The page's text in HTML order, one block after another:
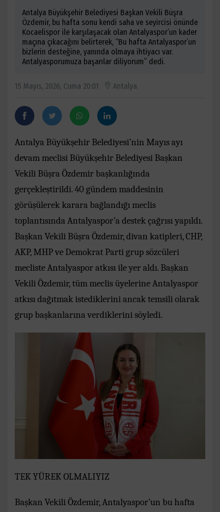
Antalya Büyükşehir Belediyesi Başkan Vekili Büşra
Özdemir, bu hafta sonu kendi saha ve seyircisi önünde
Kocaelispor ile karşılaşacak olan Antalyaspor’un kader
maçına çıkacağını belirterek, “Bu hafta Antalyaspor’un
bizlerin desteğine, yanında olmaya ihtiyacı var.
Antalyasporumuza başarılar diliyorum” dedi.
15 Mayıs, 2026, Cuma 20:01 Antalya
Antalya Büyükşehir Belediyesi’nin Mayıs ayı
devam meclisi Büyükşehir Belediyesi Başkan
Vekili Büşra Özdemir başkanlığında
gerçekleştirildi. 40 gündem maddesinin
görüşülerek karara bağlandığı meclis
toplantısında Antalyaspor’a destek çağrısı yapıldı.
Başkan Vekili Büşra Özdemir, divan katipleri, CHP,
AKP, MHP ve Demokrat Parti grup sözcüleri
mecliste Antalyaspor atkısı ile yer aldı. Başkan
Vekili Özdemir, tüm meclis üyelerine Antalyaspor
atkısı dağıtmak istediklerini ancak temsili olarak
grup başkanlarına verdiklerini söyledi.
TEK YÜREK OLMALIYIZ
Başkan Vekili Özdemir, Antalyaspor’un bu hafta